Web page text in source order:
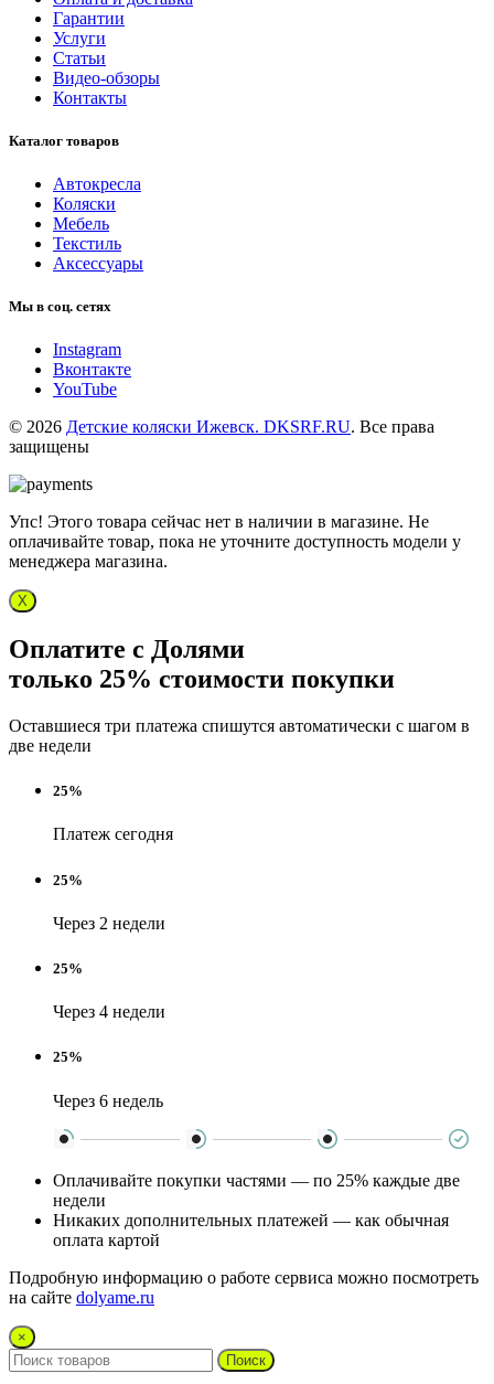
Гарантии
Услуги
Статьи
Видео-обзоры
Контакты
Каталог товаров
Автокресла
Коляски
Мебель
Текстиль
Аксессуары
Мы в соц. сетях
Instagram
Вконтакте
YouTube
© 2026 Детские коляски Ижевск. DKSRF.RU. Все права
защищены
Упс! Этого товара сейчас нет в наличии в магазине. Не
оплачивайте товар, пока не уточните доступность модели у
менеджера магазина.
X
Оплатите с Долями
только 25% стоимости покупки
Оставшиеся три платежа спишутся автоматически с шагом в
две недели
25%
Платеж сегодня
25%
Через 2 недели
25%
Через 4 недели
25%
Через 6 недель
Оплачивайте покупки частями — по 25% каждые две
недели
Никаких дополнительных платежей — как обычная
оплата картой
Подробную информацию о работе сервиса можно посмотреть
на сайте dolyame.ru
×
Поиск